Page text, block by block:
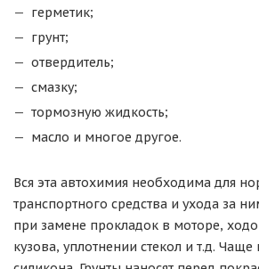
герметик;
грунт;
отвердитель;
смазку;
тормозную жидкость;
масло и многое другое.
Вся эта автохимия необходима для
транспортного средства и ухода за
при замене прокладок в моторе,
кузова, уплотнении стекол и т.д. Чаще